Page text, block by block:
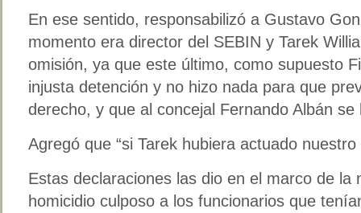
En ese sentido, responsabilizó a Gustavo
momento era director del SEBIN y Tarek
omisión, ya que este último, como supuesto
injusta detención y no hizo nada para que
derecho, y que al concejal Fernando Albán
Agregó que “si Tarek hubiera actuado
Estas declaraciones las dio en el marco de la
homicidio culposo a los funcionarios que